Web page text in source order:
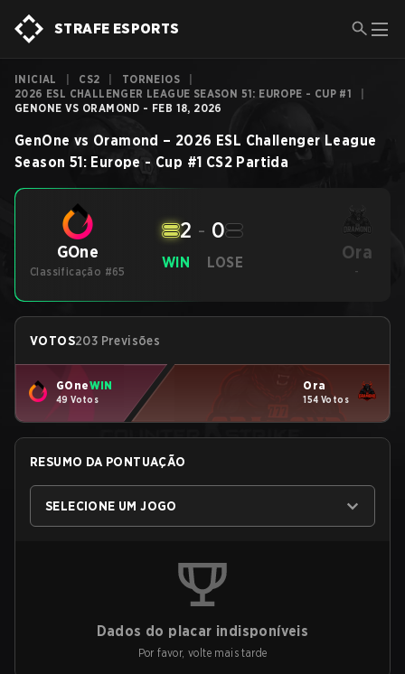
STRAFE ESPORTS
INICIAL CS2 TORNEIOS
2026 ESL CHALLENGER LEAGUE SEASON 51: EUROPE - CUP #1
GENONE VS ORAMOND - FEB 18, 2026
GenOne vs Oramond – 2026 ESL Challenger League
Season 51: Europe - Cup #1 CS2 Partida
GOne
Classificação #65
WIN
2 - 0
LOSE Ora
-
VOTOS203 Previsões
GOneWIN
49 Votos
Ora
154 Votos
RESUMO DA PONTUAÇÃO
SELECIONE UM JOGO
Dados do placar indisponíveis
Por favor, volte mais tarde